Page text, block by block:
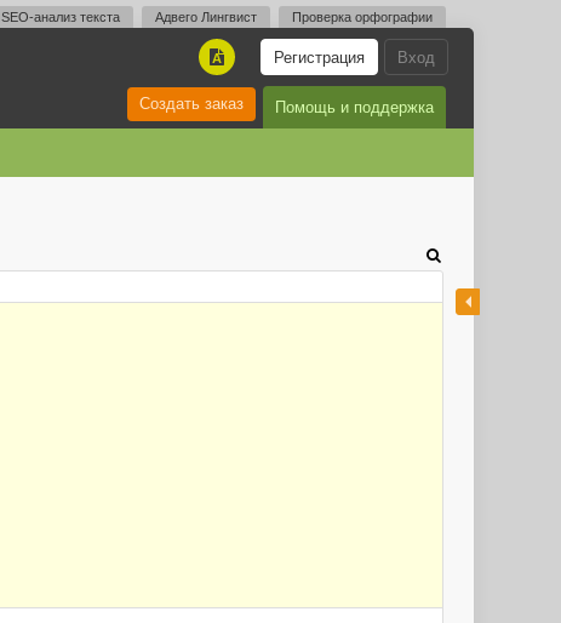
SEO-анализ текста Адвего Лингвист Проверка орфографии
Вход
Регистрация
A
Помощь и поддержка
Создать заказ